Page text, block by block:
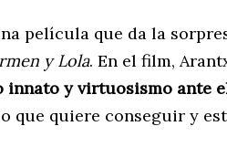
película que da la
y Lola. En el film,
innato y virtuosismo ante
que quiere conseguir y